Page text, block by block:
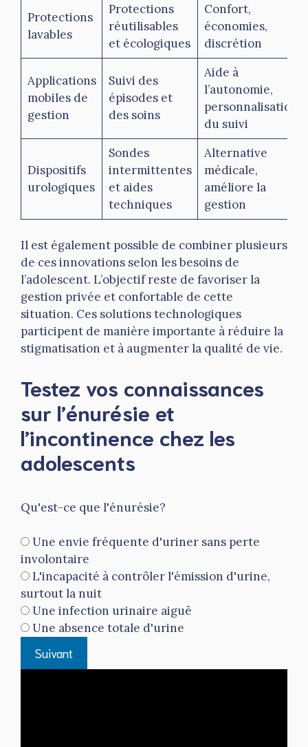
Protections
lavables
Protections
réutilisables
et écologiques
Confort,
économies,
discrétion
Applications
mobiles de
gestion
Suivi des
épisodes et
des soins
Aide à
l’autonomie,
personnalisation
du suivi
Dispositifs
urologiques
Sondes
intermittentes
et aides
techniques
Alternative
médicale,
améliore la
gestion
Il est également possible de combiner plusieurs
de ces innovations selon les besoins de
l’adolescent. L’objectif reste de favoriser la
gestion privée et confortable de cette
situation. Ces solutions technologiques
participent de manière importante à réduire la
stigmatisation et à augmenter la qualité de vie.
Testez vos connaissances
sur l’énurésie et
l’incontinence chez les
adolescents
Qu'est-ce que l'énurésie?
Une envie fréquente d'uriner sans perte
involontaire
L'incapacité à contrôler l'émission d'urine,
surtout la nuit
Une infection urinaire aiguë
Une absence totale d'urine
Suivant